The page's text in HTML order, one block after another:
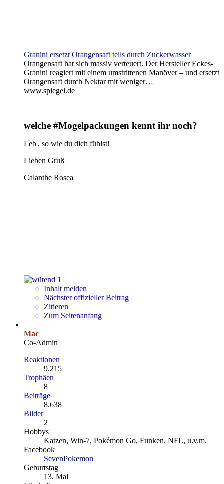
Granini ersetzt Orangensaft teils durch Zuckerwasser
Orangensaft hat sich massiv verteuert. Der Hersteller Eckes-
Granini reagiert mit einem umstrittenen Manöver – und ersetzt
Orangensaft durch Nektar mit weniger…
www.spiegel.de
welche #Mogelpackungen kennt ihr noch?
Leb', so wie du dich fühlst!
Lieben Gruß
Calanthe Rosea
1
Inhalt melden
Nächster offizieller Beitrag
Zitieren
Zum Seitenanfang
Mac
Co-Admin
Reaktionen
9.215
Trophäen
8
Beiträge
8.638
Bilder
2
Hobbys
Katzen, Win-7, Pokémon Go, Funken, NFL, u.v.m.
Facebook
SevenPokemon
Geburtstag
13. Mai